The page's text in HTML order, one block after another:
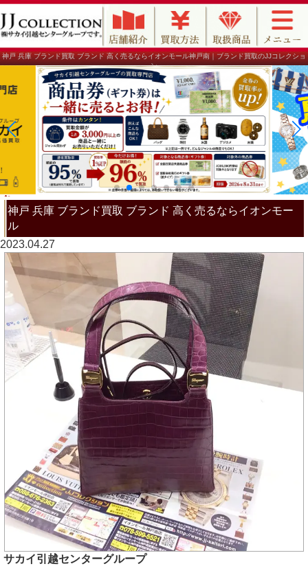
神戸 兵庫 ブランド買取 ブランド 高く売るならイオンモール神戸南｜ブランド買取のJJコレクショ
ン
神戸 兵庫 ブランド買取 ブランド 高く売るならイオンモー
ル
2023.04.27
サカイ引越センターグループ